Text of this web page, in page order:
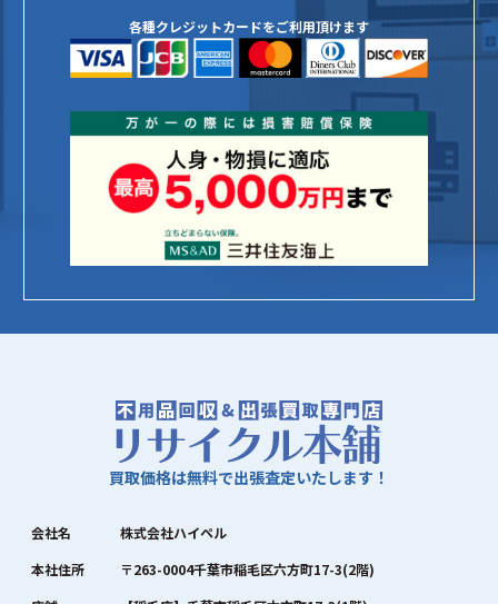
各種クレジットカードをご利用頂けます
買取価格は無料で出張査定いたします！
会社名
株式会社ハイペル
本社住所
〒263-0004千葉市稲毛区六方町17-3(2階)